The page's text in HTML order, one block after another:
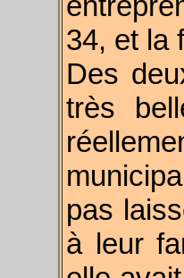
34, et la
Des
très
pas
à leur